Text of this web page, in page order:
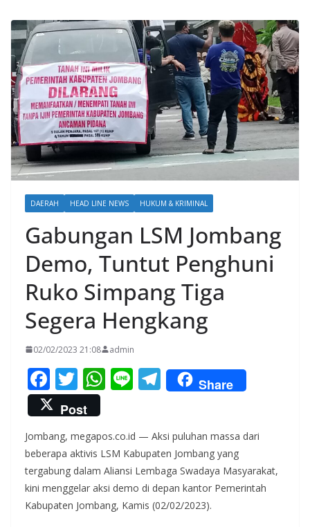
DAERAH HEAD LINE NEWS HUKUM & KRIMINAL
Gabungan LSM Jombang
Demo, Tuntut Penghuni
Ruko Simpang Tiga
Segera Hengkang
02/02/2023 21:08 admin
F
ac
e
b
o
o
k
T
w
itt
er
W
s
A
p
p
Li T
el
gr
a
m
Share
Post
Jombang, megapos.co.id — Aksi puluhan massa dari
beberapa aktivis LSM Kabupaten Jombang yang
tergabung dalam Aliansi Lembaga Swadaya Masyarakat,
kini menggelar aksi demo di depan kantor Pemerintah
Kabupaten Jombang, Kamis (02/02/2023).